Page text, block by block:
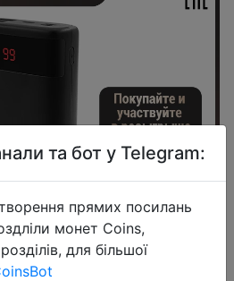
та бот у Telegram:
прямих посилань
монет Coins,
для більшої